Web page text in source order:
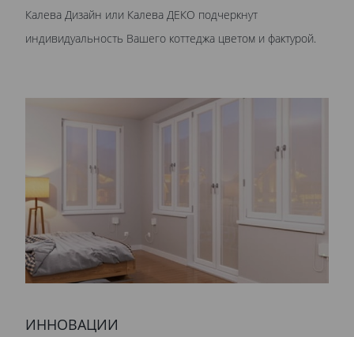
Калева Дизайн или Калева ДЕКО подчеркнут
индивидуальность Вашего коттеджа цветом и фактурой.
ИННОВАЦИИ